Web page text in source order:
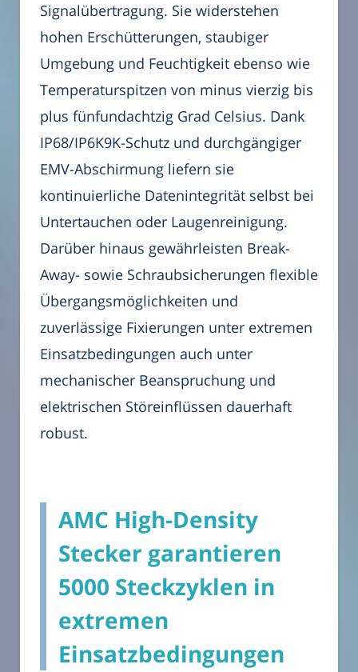
Signalübertragung. Sie widerstehen
hohen Erschütterungen, staubiger
Umgebung und Feuchtigkeit ebenso wie
Temperaturspitzen von minus vierzig bis
plus fünfundachtzig Grad Celsius. Dank
IP68/IP6K9K-Schutz und durchgängiger
EMV-Abschirmung liefern sie
kontinuierliche Datenintegrität selbst bei
Untertauchen oder Laugenreinigung.
Darüber hinaus gewährleisten Break-
Away- sowie Schraubsicherungen flexible
Übergangsmöglichkeiten und
zuverlässige Fixierungen unter extremen
Einsatzbedingungen auch unter
mechanischer Beanspruchung und
elektrischen Störeinflüssen dauerhaft
robust.
AMC High-Density
Stecker garantieren
5000 Steckzyklen in
extremen
Einsatzbedingungen